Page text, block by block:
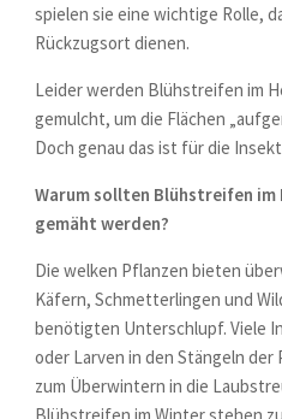
spielen sie eine wichtige Rolle,
Rückzugsort dienen.
Leider werden Blühstreifen im
gemulcht, um die Flächen
Doch genau das ist für die
Warum sollten Blühstreifen
gemäht werden?
Die welken Pflanzen bieten
Käfern, Schmetterlingen und
benötigten Unterschlupf. Viele
oder Larven in den Stängeln der
zum Überwintern in die